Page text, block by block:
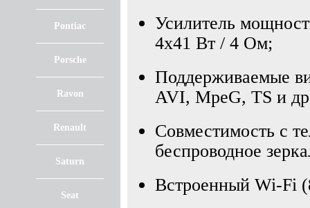
Pontiac
Porsche
Ravon
Renault
Saturn
Seat
Усилитель
4x41 Вт / 4 Ом;
Поддерживаемые
AVI, MpeG, TS и
Совместимость с
беспроводное
Встроенный Wi-Fi